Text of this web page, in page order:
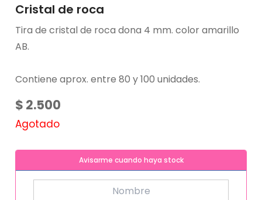
Cristal de roca
Tira de cristal de roca dona 4 mm. color amarillo
AB.
Contiene aprox. entre 80 y 100 unidades.
$ 2.500
Agotado
Avisarme cuando haya stock